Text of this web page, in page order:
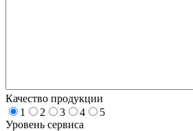
Качество продукции
1
2 3 4
5
Уровень сервиса